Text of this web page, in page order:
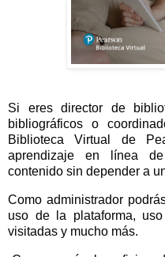
Si eres director de
bibliográficos o
Biblioteca Virtual de
aprendizaje en línea
contenido sin depender a
Como administrador
uso de la plataforma,
visitadas y mucho más.